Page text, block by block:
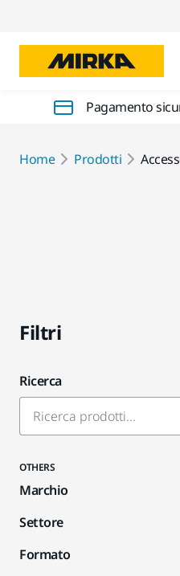
Pagamento
Home Prodotti
Filtri
Ricerca
OTHERS
Marchio
Settore
Formato